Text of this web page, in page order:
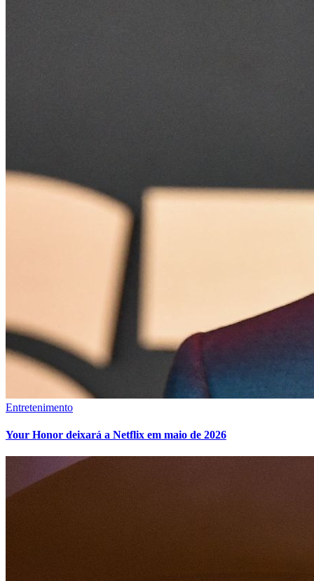
Entretenimento
Your Honor deixará a Netflix em maio de 2026